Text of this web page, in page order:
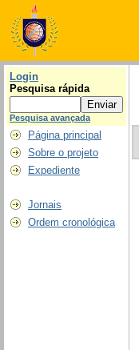
Login
Pesquisa rápida
Pesquisa avançada
Página principal
Sobre o projeto
Expediente
Jornais
Ordem cronológica